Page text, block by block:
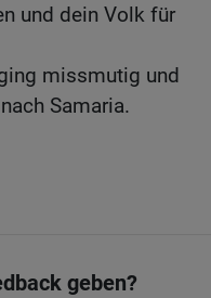
und dein Volk für
missmutig und
Samaria.
geben?